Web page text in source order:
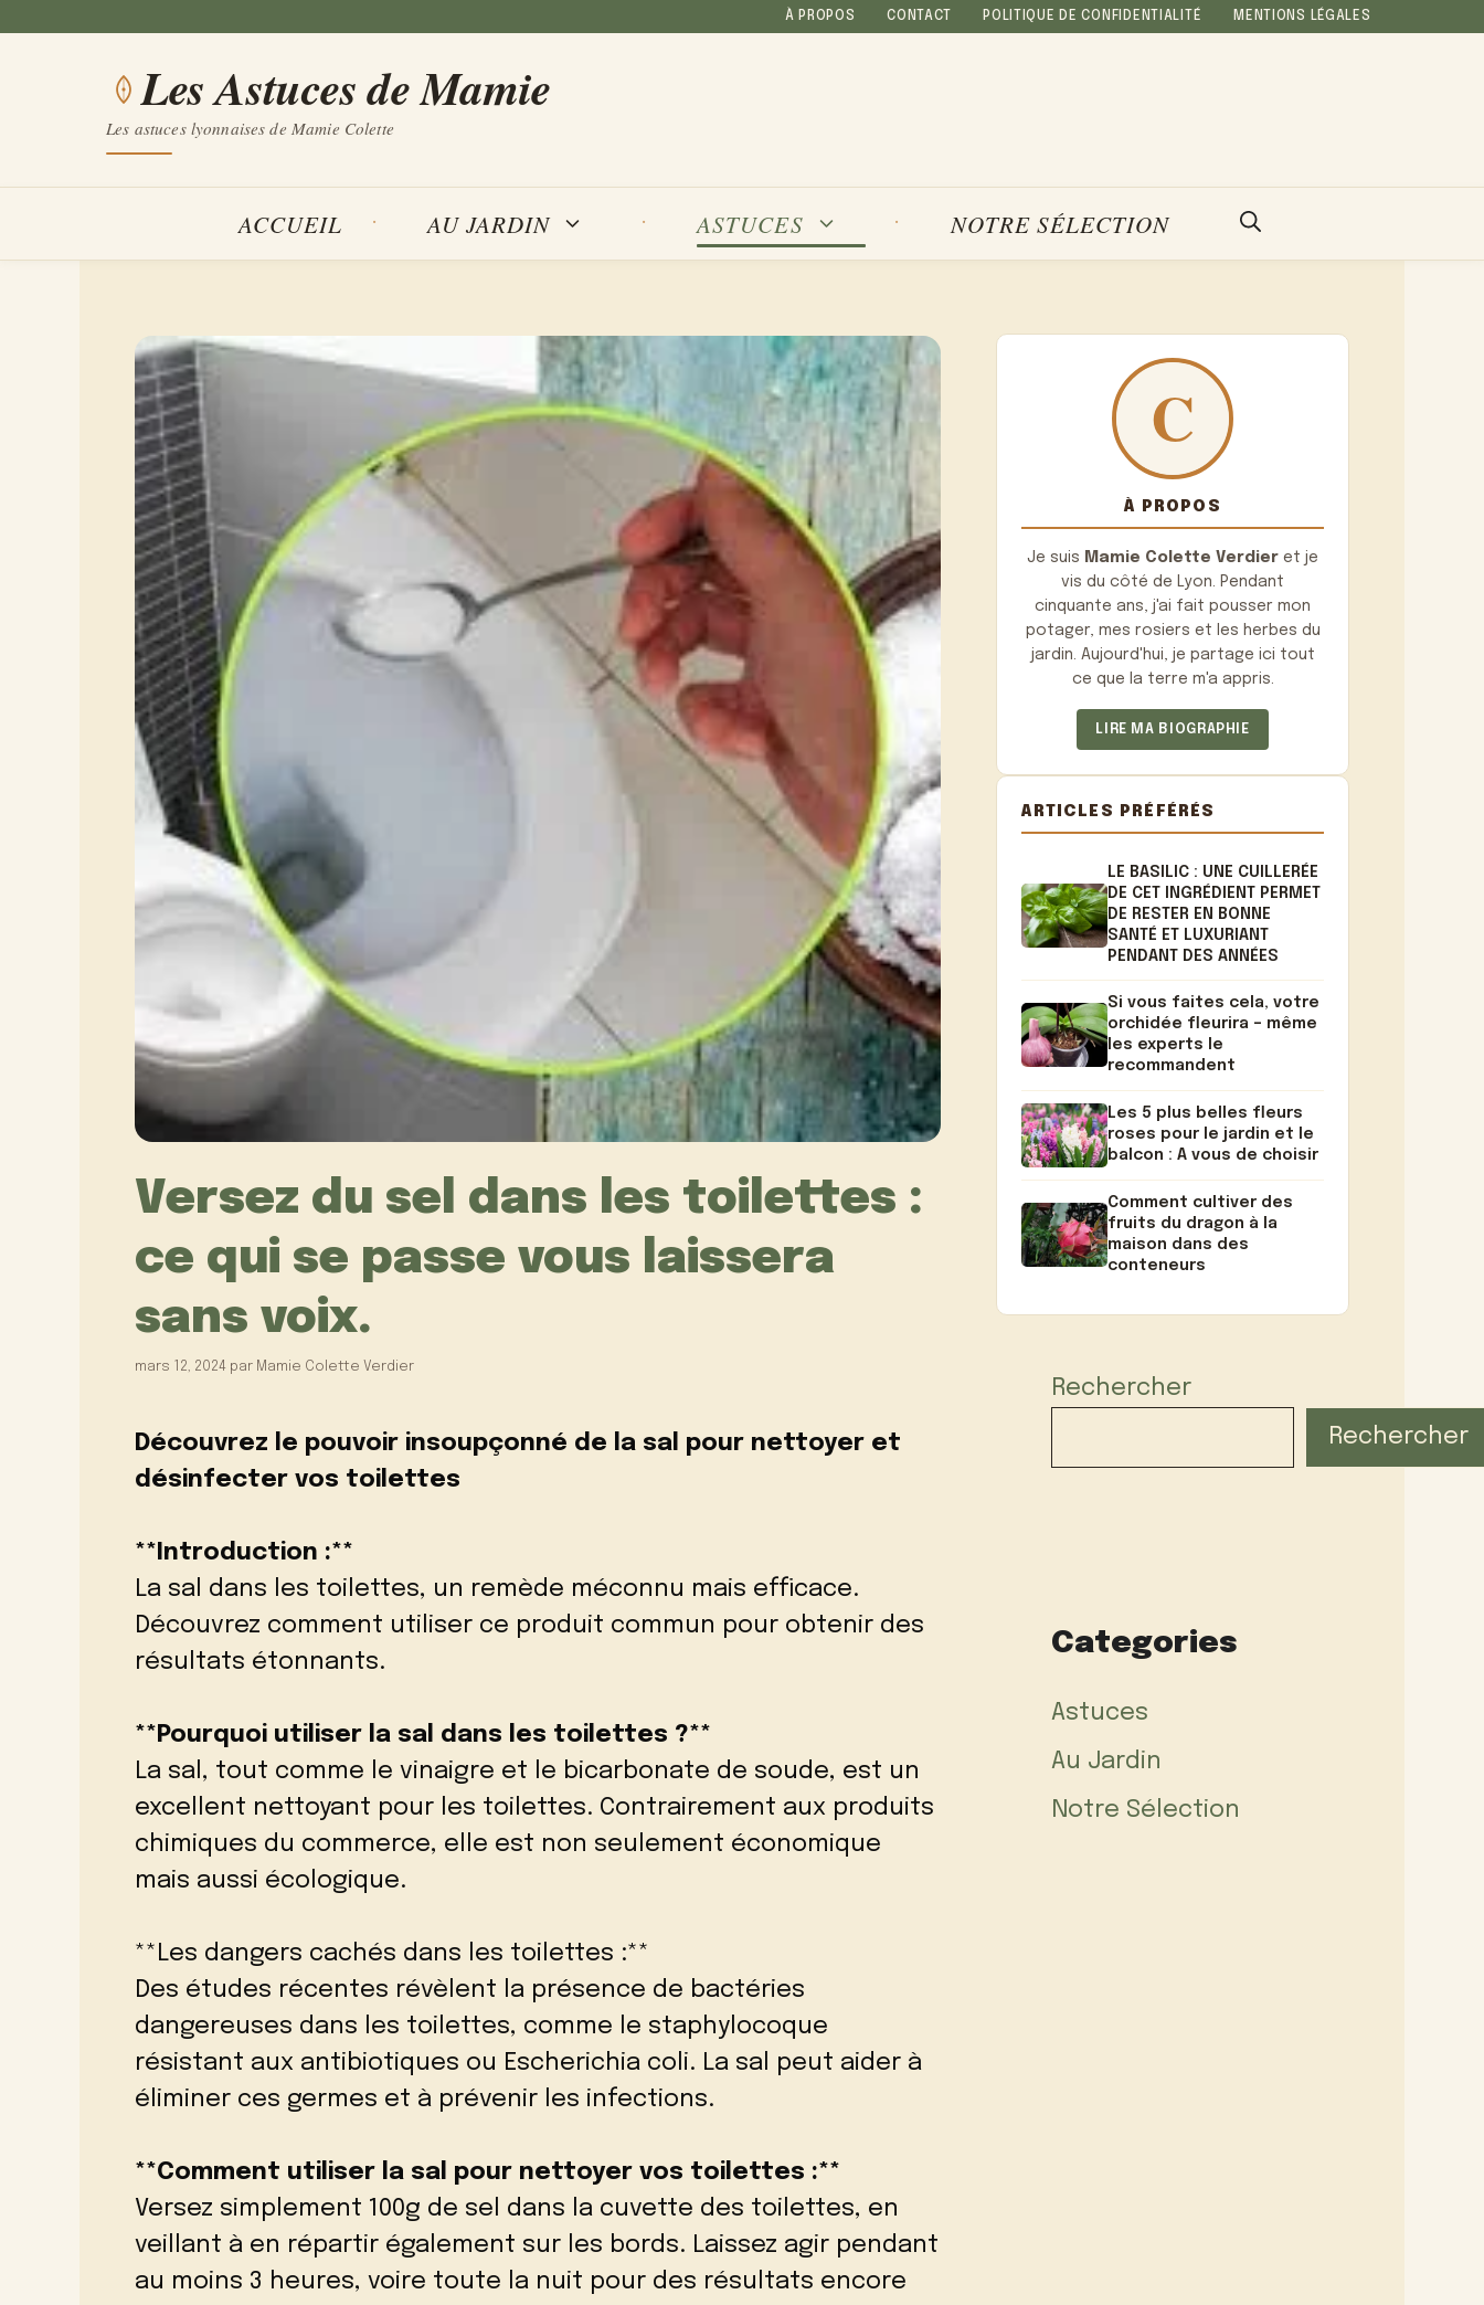
À PROPOS CONTACT POLITIQUE DE CONFIDENTIALITÉ MENTIONS LÉGALES
Les Astuces de Mamie
Les astuces lyonnaises de Mamie Colette
ACCUEIL AU JARDIN ASTUCES NOTRE SÉLECTION
Versez du sel dans les toilettes :
ce qui se passe vous laissera
sans voix.
mars 12, 2024 par Mamie Colette Verdier
Découvrez le pouvoir insoupçonné de la sal pour nettoyer et
désinfecter vos toilettes
**Introduction :**
La sal dans les toilettes, un remède méconnu mais efficace.
Découvrez comment utiliser ce produit commun pour obtenir des
résultats étonnants.
**Pourquoi utiliser la sal dans les toilettes ?**
La sal, tout comme le vinaigre et le bicarbonate de soude, est un
excellent nettoyant pour les toilettes. Contrairement aux produits
chimiques du commerce, elle est non seulement économique
mais aussi écologique.
**Les dangers cachés dans les toilettes :**
Des études récentes révèlent la présence de bactéries
dangereuses dans les toilettes, comme le staphylocoque
résistant aux antibiotiques ou Escherichia coli. La sal peut aider à
éliminer ces germes et à prévenir les infections.
**Comment utiliser la sal pour nettoyer vos toilettes :**
Versez simplement 100g de sel dans la cuvette des toilettes, en
veillant à en répartir également sur les bords. Laissez agir pendant
au moins 3 heures, voire toute la nuit pour des résultats encore
À PROPOS
Je suis Mamie Colette Verdier et je
vis du côté de Lyon. Pendant
cinquante ans, j'ai fait pousser mon
potager, mes rosiers et les herbes du
jardin. Aujourd'hui, je partage ici tout
ce que la terre m'a appris.
LIRE MA BIOGRAPHIE
ARTICLES PRÉFÉRÉS
LE BASILIC : UNE CUILLERÉE
DE CET INGRÉDIENT PERMET
DE RESTER EN BONNE
SANTÉ ET LUXURIANT
PENDANT DES ANNÉES
Si vous faites cela, votre
orchidée fleurira – même
les experts le
recommandent
Les 5 plus belles fleurs
roses pour le jardin et le
balcon : A vous de choisir
Comment cultiver des
fruits du dragon à la
maison dans des
conteneurs
Rechercher
Rechercher
Categories
Astuces
Au Jardin
Notre Sélection